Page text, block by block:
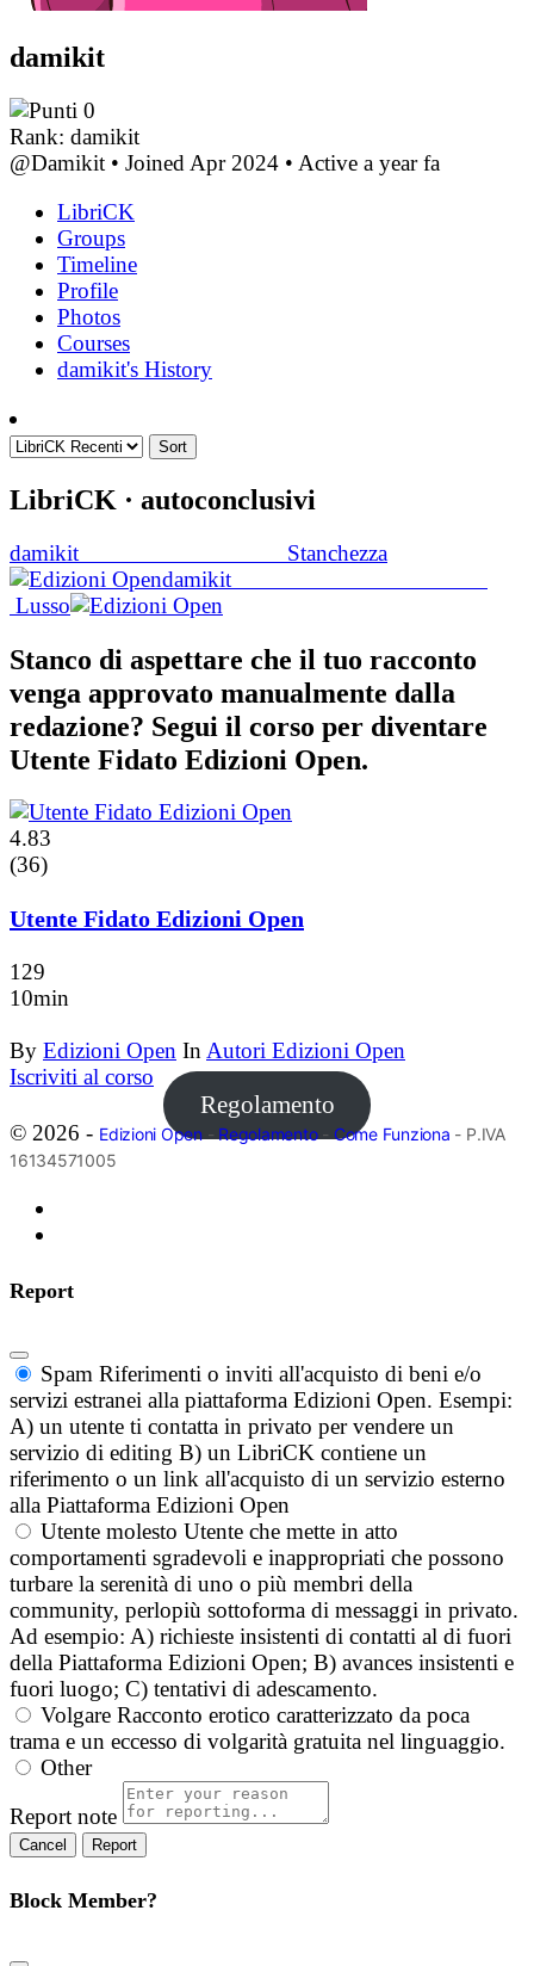
damikit
0
Rank: damikit
@Damikit • Joined Apr 2024 • Active a year fa
LibriCK
Groups
Timeline
Profile
Photos
Courses
damikit's History
Sort
LibriCK · autoconclusivi
damikit Stanchezza
damikit
Lusso
Stanco di aspettare che il tuo racconto
venga approvato manualmente dalla
redazione? Segui il corso per diventare
Utente Fidato Edizioni Open.
4.83
(36)
Utente Fidato Edizioni Open
129
10min
By Edizioni Open InAutori Edizioni Open
Iscriviti al corso
Regolamento
© 2026 - Edizioni Open-Regolamento-Come Funziona - P.IVA
16134571005
Report
Spam Riferimenti o inviti all'acquisto di beni e/o
servizi estranei alla piattaforma Edizioni Open. Esempi:
A) un utente ti contatta in privato per vendere un
servizio di editing B) un LibriCK contiene un
riferimento o un link all'acquisto di un servizio esterno
alla Piattaforma Edizioni Open
Utente molesto Utente che mette in atto
comportamenti sgradevoli e inappropriati che possono
turbare la serenità di uno o più membri della
community, perlopiù sottoforma di messaggi in privato.
Ad esempio: A) richieste insistenti di contatti al di fuori
della Piattaforma Edizioni Open; B) avances insistenti e
fuori luogo; C) tentativi di adescamento.
Volgare Racconto erotico caratterizzato da poca
trama e un eccesso di volgarità gratuita nel linguaggio.
Other
Report note
Report
Block Member?